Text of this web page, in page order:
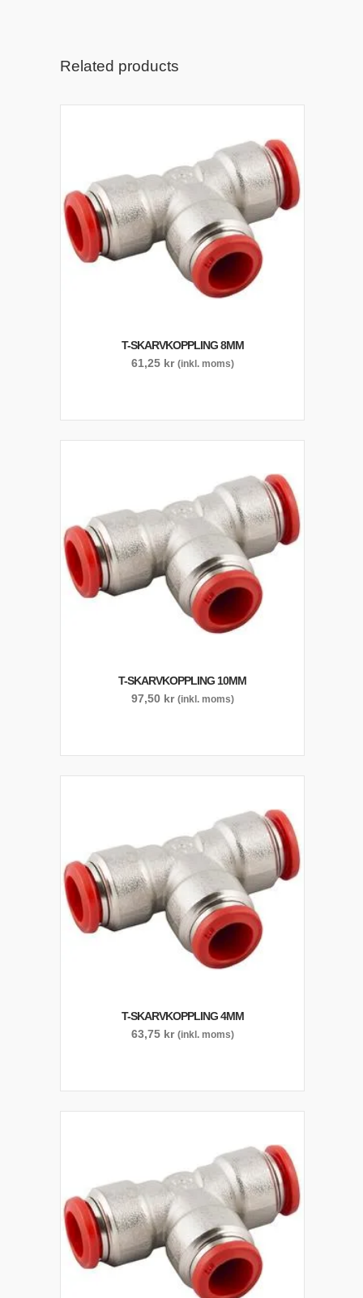
Related products
T-SKARVKOPPLING 8MM
61,25 kr (inkl. moms)
T-SKARVKOPPLING 10MM
97,50 kr (inkl. moms)
T-SKARVKOPPLING 4MM
63,75 kr (inkl. moms)